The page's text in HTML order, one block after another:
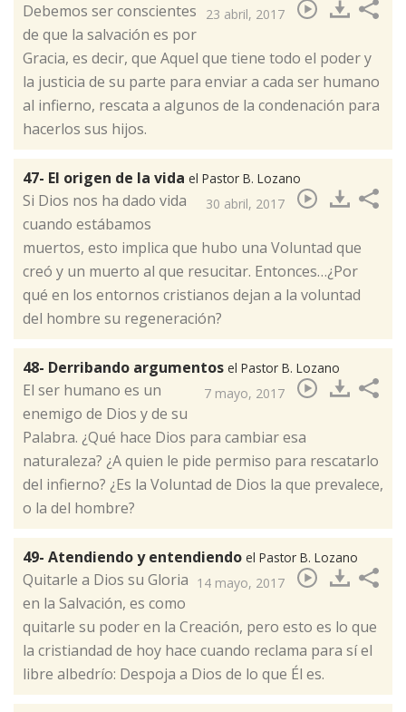
23 abril, 2017
Debemos ser conscientes
de que la salvación es por
Gracia, es decir, que Aquel que tiene todo el poder y
la justicia de su parte para enviar a cada ser humano
al infierno, rescata a algunos de la condenación para
hacerlos sus hijos.​
47- El origen de la vida el Pastor B. Lozano
30 abril, 2017
Si Dios nos ha dado vida
cuando estábamos
muertos, esto implica que hubo una Voluntad que
creó y un muerto al que resucitar. Entonces…¿Por
qué en los entornos cristianos dejan a la voluntad
del hombre su regeneración?​
48- Derribando argumentos el Pastor B. Lozano
7 mayo, 2017
El ser humano es un
enemigo de Dios y de su
Palabra. ¿Qué hace Dios para cambiar esa
naturaleza? ¿A quien le pide permiso para rescatarlo
del infierno? ¿Es la Voluntad de Dios la que prevalece,
o la del hombre?​
49- Atendiendo y entendiendo el Pastor B. Lozano
14 mayo, 2017
Quitarle a Dios su Gloria
en la Salvación, es como
quitarle su poder en la Creación, pero esto es lo que
la cristiandad de hoy hace cuando reclama para sí el
libre albedrío: Despoja a Dios de lo que Él es.​